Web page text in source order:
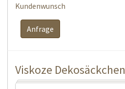
Kundenwunsch
Anfrage
Viskoze Dekosäckchen